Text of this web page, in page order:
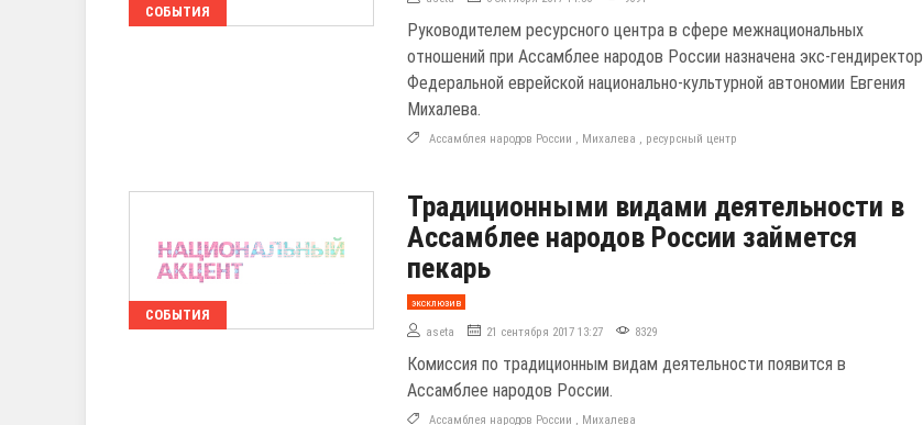
СОБЫТИЯ
Руководителем ресурсного центра в сфере межнациональных
отношений при Ассамблее народов России назначена экс-гендиректор
Федеральной еврейской национально-культурной автономии Евгения
Михалева.
Ассамблея народов России , Михалева , ресурсный центр
СОБЫТИЯ
Традиционными видами деятельности в
Ассамблее народов России займется
пекарь
эксклюзив
aseta 21 сентября 2017 13:27 8329
Комиссия по традиционным видам деятельности появится в
Ассамблее народов России.
Ассамблея народов России , Михалева